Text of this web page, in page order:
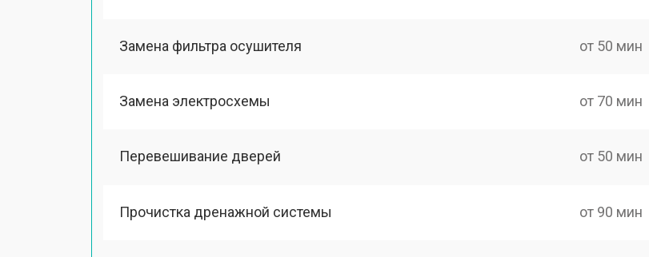
Замена фильтра осушителя от 50 мин
Замена электросхемы от 70 мин
Перевешивание дверей от 50 мин
Прочистка дренажной системы от 90 мин